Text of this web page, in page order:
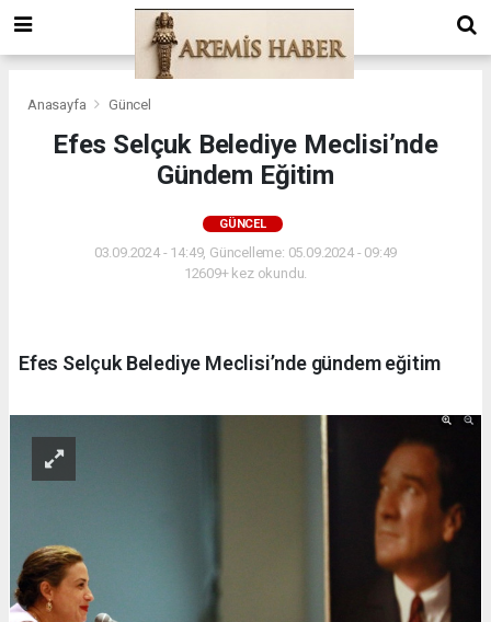
Anasayfa Güncel
Efes Selçuk Belediye Meclisi’nde
Gündem Eğitim
GÜNCEL
03.09.2024 - 14:49, Güncelleme: 05.09.2024 - 09:49
12609+ kez okundu.
Efes Selçuk Belediye Meclisi’nde gündem eğitim